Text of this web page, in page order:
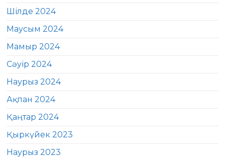
Шілде 2024
Маусым 2024
Мамыр 2024
Сәуір 2024
Наурыз 2024
Ақпан 2024
Қаңтар 2024
Қыркүйек 2023
Наурыз 2023